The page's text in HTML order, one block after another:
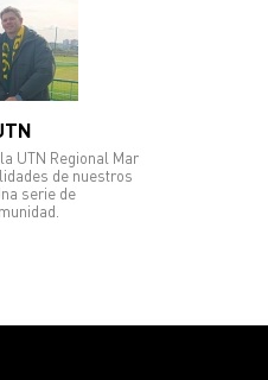
UTN Regional Mar
de nuestros
serie de